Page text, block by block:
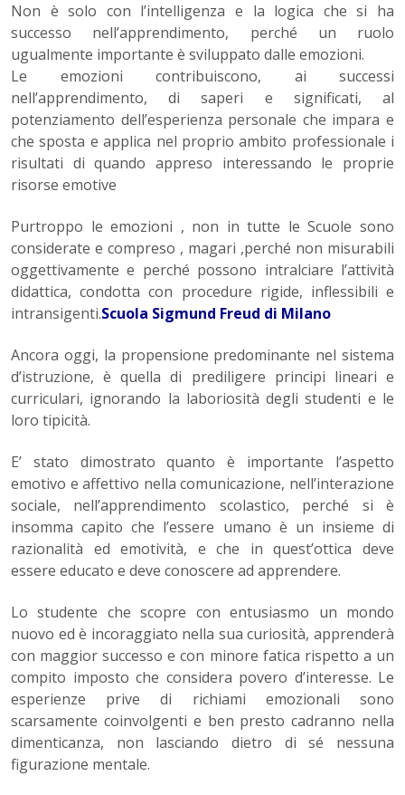
Non è solo con l’intelligenza e la logica che si ha
successo nell’apprendimento, perché un ruolo
ugualmente importante è sviluppato dalle emozioni.
Le emozioni contribuiscono, ai successi
nell’apprendimento, di saperi e significati, al
potenziamento dell’esperienza personale che impara e
che sposta e applica nel proprio ambito professionale i
risultati di quando appreso interessando le proprie
risorse emotive
Purtroppo le emozioni , non in tutte le Scuole sono
considerate e compreso , magari ,perché non misurabili
oggettivamente e perché possono intralciare l’attività
didattica, condotta con procedure rigide, inflessibili e
intransigenti.Scuola Sigmund Freud di Milano
Ancora oggi, la propensione predominante nel sistema
d’istruzione, è quella di prediligere principi lineari e
curriculari, ignorando la laboriosità degli studenti e le
loro tipicità.
E’ stato dimostrato quanto è importante l’aspetto
emotivo e affettivo nella comunicazione, nell’interazione
sociale, nell’apprendimento scolastico, perché si è
insomma capito che l’essere umano è un insieme di
razionalità ed emotività, e che in quest’ottica deve
essere educato e deve conoscere ad apprendere.
Lo studente che scopre con entusiasmo un mondo
nuovo ed è incoraggiato nella sua curiosità, apprenderà
con maggior successo e con minore fatica rispetto a un
compito imposto che considera povero d’interesse. Le
esperienze prive di richiami emozionali sono
scarsamente coinvolgenti e ben presto cadranno nella
dimenticanza, non lasciando dietro di sé nessuna
figurazione mentale.